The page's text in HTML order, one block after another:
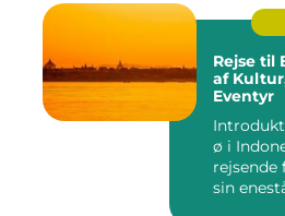
Rejse til
af
Eventyr
ø i
rejsende
sin